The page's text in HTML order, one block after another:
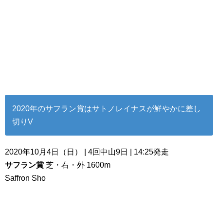
2020年のサフラン賞はサトノレイナスが鮮やかに差し
切りV
2020年10月4日（日） | 4回中山9日 | 14:25発走
サフラン賞 芝・右・外 1600m
Saffron Sho